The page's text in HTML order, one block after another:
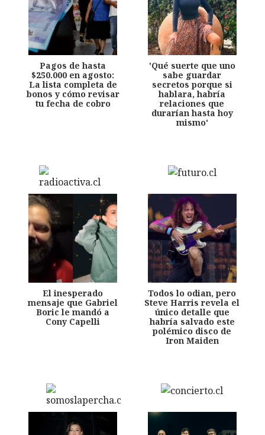
Pagos de hasta
$250.000 en agosto:
La lista completa de
bonos y cómo revisar
tu fecha de cobro
'Qué suerte que uno
sabe guardar
secretos porque si
hablara, habría
relaciones que
durarían hasta hoy
mismo'
El inesperado
mensaje que Gabriel
Boric le mandó a
Cony Capelli
Todos lo odian, pero
Steve Harris revela el
único detalle que
habría salvado este
polémico disco de
Iron Maiden